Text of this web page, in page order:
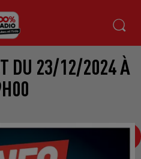
DU 23/12/2024 À